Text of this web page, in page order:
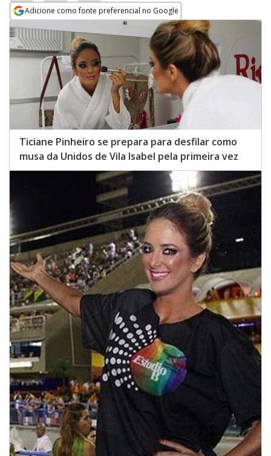
Adicione como fonte preferencial no Google
Opens in new window
Ticiane Pinheiro se prepara para desfilar como
musa da Unidos de Vila Isabel pela primeira vez